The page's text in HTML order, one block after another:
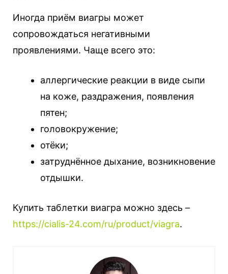
Иногда приём виагры может
сопровождаться негативными
проявлениями. Чаще всего это:
аллергические реакции в виде сыпи
на коже, раздражения, появления
пятен;
головокружение;
отёки;
затруднённое дыхание, возникновение
отдышки.
Купить таблетки виагра можно здесь –
https://cialis-24.com/ru/product/viagra.